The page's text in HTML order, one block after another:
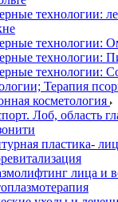
технологии:
технологии:
технологии:
технологии:
Терапия
косметология
Лоб, область
пластика-
лица и